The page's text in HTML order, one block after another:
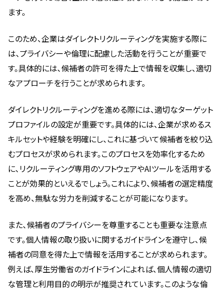
ます。
このため、企業はダイレクトリクルーティングを実施する際に
は、プライバシーや倫理に配慮した活動を行うことが重要で
す。具体的には、候補者の許可を得た上で情報を収集し、適切
なアプローチを行うことが求められます。
ダイレクトリクルーティングを進める際には、適切なターゲット
プロファイルの設定が重要です。具体的には、企業が求めるス
キルセットや経験を明確にし、これに基づいて候補者を絞り込
むプロセスが求められます。このプロセスを効率化するため
に、リクルーティング専用のソフトウェアやAIツールを活用する
ことが効果的といえるでしょう。これにより、候補者の選定精度
を高め、無駄な労力を削減することが可能になります。
また、候補者のプライバシーを尊重することも重要な注意点
です。個人情報の取り扱いに関するガイドラインを遵守し、候
補者の同意を得た上で情報を活用することが求められます。
例えば、厚生労働省のガイドラインによれば、個人情報の適切
な管理と利用目的の明示が推奨されています。このような倫